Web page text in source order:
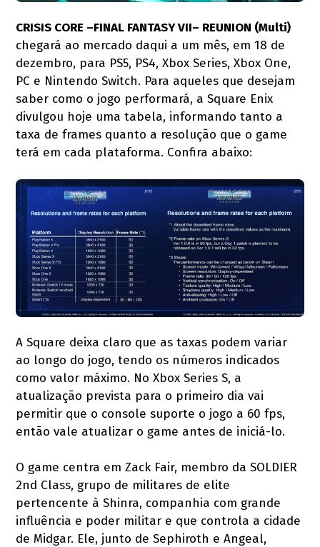
CRISIS CORE –FINAL FANTASY VII– REUNION (Multi)
chegará ao mercado daqui a um mês, em 18 de
dezembro, para PS5, PS4, Xbox Series, Xbox One,
PC e Nintendo Switch. Para aqueles que desejam
saber como o jogo performará, a Square Enix
divulgou hoje uma tabela, informando tanto a
taxa de frames quanto a resolução que o game
terá em cada plataforma. Confira abaixo:
A Square deixa claro que as taxas podem variar
ao longo do jogo, tendo os números indicados
como valor máximo. No Xbox Series S, a
atualização prevista para o primeiro dia vai
permitir que o console suporte o jogo a 60 fps,
então vale atualizar o game antes de iniciá-lo.
O game centra em Zack Fair, membro da SOLDIER
2nd Class, grupo de militares de elite
pertencente à Shinra, companhia com grande
influência e poder militar e que controla a cidade
de Midgar. Ele, junto de Sephiroth e Angeal,